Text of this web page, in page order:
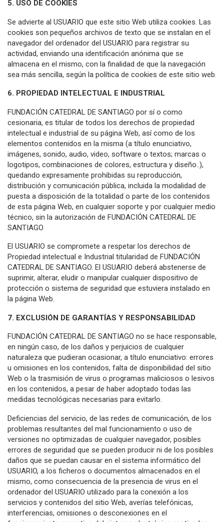
5. USO DE COOKIES
Se advierte al USUARIO que este sitio Web utiliza cookies. Las
cookies son pequeños archivos de texto que se instalan en el
navegador del ordenador del USUARIO para registrar su
actividad, enviando una identificación anónima que se
almacena en el mismo, con la finalidad de que la navegación
sea más sencilla, según la política de cookies de este sitio web.
6. PROPIEDAD INTELECTUAL E INDUSTRIAL
FUNDACIÓN CATEDRAL DE SANTIAGO por sí o como
cesionaria, es titular de todos los derechos de propiedad
intelectual e industrial de su página Web, así como de los
elementos contenidos en la misma (a título enunciativo,
imágenes, sonido, audio, video, software o textos; marcas o
logotipos, combinaciones de colores, estructura y diseño..),
quedando expresamente prohibidas su reproducción,
distribución y comunicación pública, incluida la modalidad de
puesta a disposición de la totalidad o parte de los contenidos
de esta página Web, en cualquier soporte y por cualquier medio
técnico, sin la autorización de FUNDACIÓN CATEDRAL DE
SANTIAGO
El USUARIO se compromete a respetar los derechos de
Propiedad intelectual e Industrial titularidad de FUNDACIÓN
CATEDRAL DE SANTIAGO. El USUARIO deberá abstenerse de
suprimir, alterar, eludir o manipular cualquier dispositivo de
protección o sistema de seguridad que estuviera instalado en
la página Web.
7. EXCLUSIÓN DE GARANTÍAS Y RESPONSABILIDAD
FUNDACIÓN CATEDRAL DE SANTIAGO no se hace responsable,
en ningún caso, de los daños y perjuicios de cualquier
naturaleza que pudieran ocasionar, a título enunciativo: errores
u omisiones en los contenidos, falta de disponibilidad del sitio
Web o la trasmisión de virus o programas maliciosos o lesivos
en los contenidos, a pesar de haber adoptado todas las
medidas tecnológicas necesarias para evitarlo.
Deficiencias del servicio, de las redes de comunicación, de los
problemas resultantes del mal funcionamiento o uso de
versiones no optimizadas de cualquier navegador, posibles
errores de seguridad que se pueden producir ni de los posibles
daños que se puedan causar en el sistema informático del
USUARIO, a los ficheros o documentos almacenados en el
mismo, como consecuencia de la presencia de virus en el
ordenador del USUARIO utilizado para la conexión a los
servicios y contenidos del sitio Web, averías telefónicas,
interferencias, omisiones o desconexiones en el